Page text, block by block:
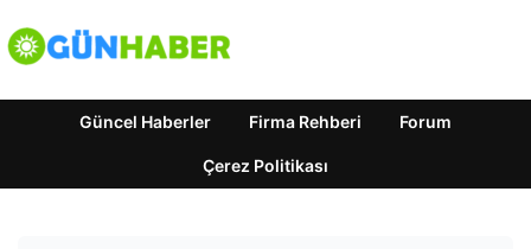
Güncel Haberler Firma Rehberi Forum
Çerez Politikası